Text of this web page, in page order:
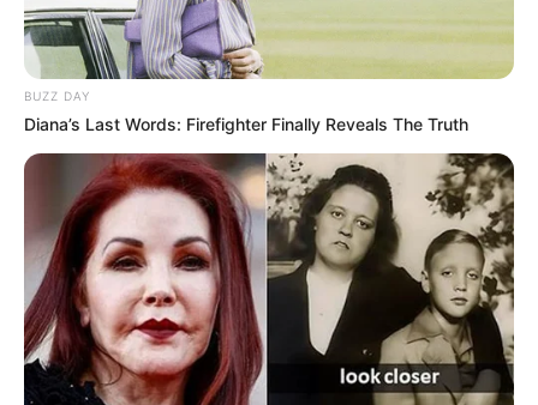
BUZZ DAY
Diana’s Last Words: Firefighter Finally Reveals The Truth